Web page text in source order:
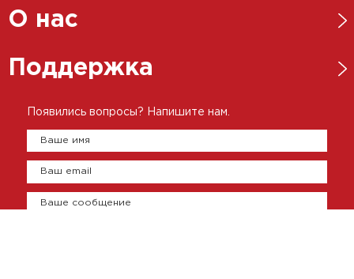
Нефтегазовая отрасль
Энергетика
О нас
Новости
История
Представительства
Оплата и доставка
Контакты
Поддержка
Каталоги
Брошюры
Сертификаты
Появились вопросы? Напишите нам.
Ваше имя
Ваш email
Ваше сообщение